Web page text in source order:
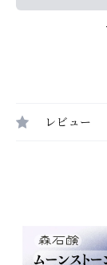
レビュー